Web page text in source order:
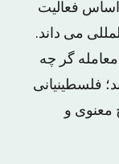
اساس فعالیت
می داند.
معامله گر چه
فلسطینیانی
معنوی و